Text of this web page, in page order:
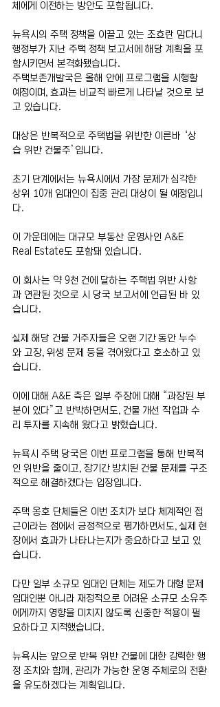
체에게 이전하는 방안도 포함됩니다.
뉴욕시의 주택 정책을 이끌고 있는 조흐란 맘다니
행정부가 지난 주택 정책 보고서에 해당 계획을 포
함시키면서 본격화됐습니다.
주택보존개발국은 올해 안에 프로그램을 시행할
예정이며, 효과는 비교적 빠르게 나타날 것으로 보
고 있습니다.
대상은 반복적으로 주택법을 위반한 이른바 ‘상
습 위반 건물주’입니다.
초기 단계에서는 뉴욕시에서 가장 문제가 심각한
상위 10개 임대인이 집중 관리 대상이 될 예정입니
다.
이 가운데에는 대규모 부동산 운영사인 A&E
Real Estate도 포함돼 있습니다.
이 회사는 약 9천 건에 달하는 주택법 위반 사항
과 연관된 것으로 시 당국 보고서에 언급된 바 있
습니다.
실제 해당 건물 거주자들은 오랜 기간 동안 누수
와 고장, 위생 문제 등을 겪어왔다고 호소하고 있
습니다.
이에 대해 A&E 측은 일부 주장에 대해 “과장된 부
분이 있다”고 반박하면서도, 건물 개선 작업과 수
리 투자를 지속해 왔다고 밝혔습니다.
뉴욕시 주택 당국은 이번 프로그램을 통해 반복적
인 위반을 줄이고, 장기간 방치된 건물 문제를 구조
적으로 해결하겠다는 입장입니다.
주택 옹호 단체들은 이번 조치가 보다 체계적인 접
근이라는 점에서 긍정적으로 평가하면서도, 실제 현
장에서 효과가 나타나는지가 중요하다고 보고 있
습니다.
다만 일부 소규모 임대인 단체는 제도가 대형 문제
임대인뿐 아니라 재정적으로 어려운 소규모 소유주
에게까지 영향을 미치지 않도록 신중한 적용이 필
요하다고 지적했습니다.
뉴욕시는 앞으로 반복 위반 건물에 대한 강력한 행
정 조치와 함께, 관리가 가능한 운영 주체로의 전환
을 유도하겠다는 계획입니다.